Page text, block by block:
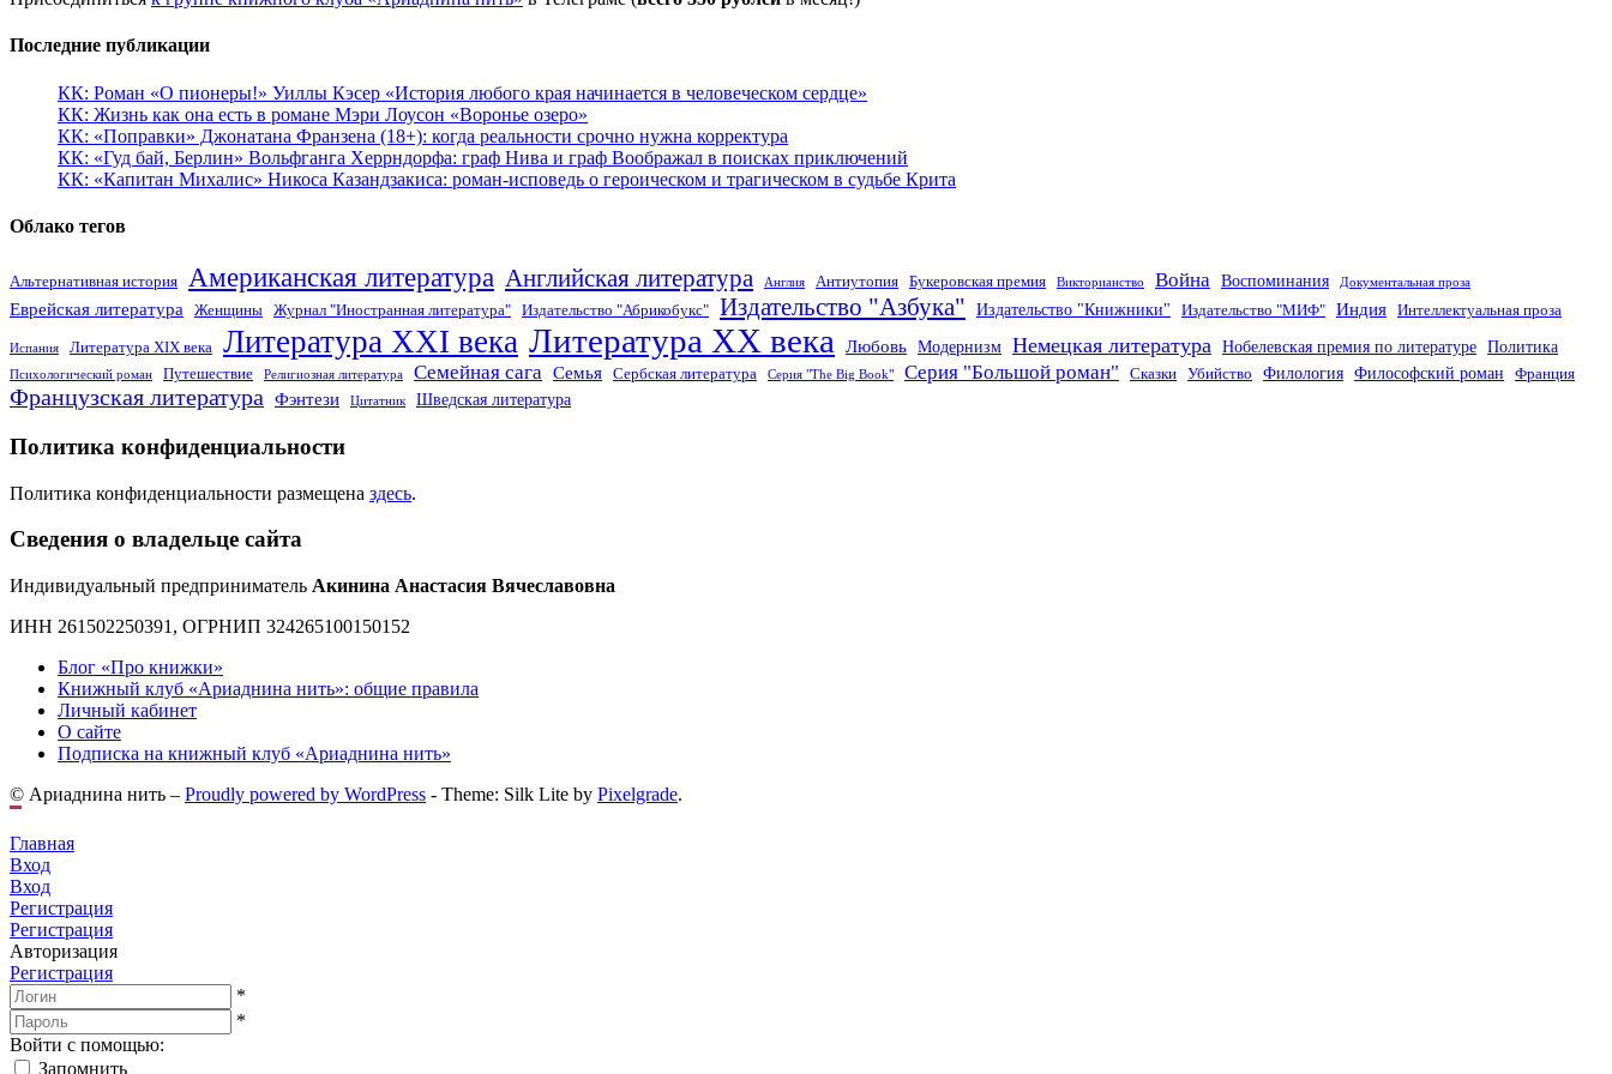
Последние публикации
КК: Роман «О пионеры!» Уиллы Кэсер «История любого края начинается в человеческом сердце»
КК: Жизнь как она есть в романе Мэри Лоусон «Воронье озеро»
КК: «Поправки» Джонатана Франзена (18+): когда реальности срочно нужна корректура
КК: «Гуд бай, Берлин» Вольфганга Херрндорфа: граф Нива и граф Воображал в поисках приключений
КК: «Капитан Михалис» Никоса Казандзакиса: роман-исповедь о героическом и трагическом в судьбе Крита
Облако тегов
Альтернативная история Американская литература Английская литература Англия Антиутопия Букеровская премия Викторианство Война Воспоминания Документальная проза
Еврейская литература Женщины Журнал "Иностранная литература" Издательство "Абрикобукс" Издательство "Азбука" Издательство "Книжники" Издательство "МИФ" Индия Интеллектуальная проза
Испания Литература XIX века Литература XXI века Литература XX века Любовь Модернизм Немецкая литература Нобелевская премия по литературе Политика
Психологический роман Путешествие Религиозная литература Семейная сага Семья Сербская литература Серия "The Big Book" Серия "Большой роман" Сказки Убийство Филология Философский роман Франция
Французская литература Фэнтези Цитатник Шведская литература
Политика конфиденциальности
Политика конфиденциальности размещена здесь.
Сведения о владельце сайта
Индивидуальный предприниматель Акинина Анастасия Вячеславовна
ИНН 261502250391, ОГРНИП 324265100150152
Блог «Про книжки»
Книжный клуб «Ариаднина нить»: общие правила
Личный кабинет
О сайте
Подписка на книжный клуб «Ариаднина нить»
© Ариаднина нить – Proudly powered by WordPress - Theme: Silk Lite by Pixelgrade.
Главная
Вход
Вход
Регистрация
Регистрация
Авторизация
Регистрация
*
*
Войти с помощью:
Запомнить